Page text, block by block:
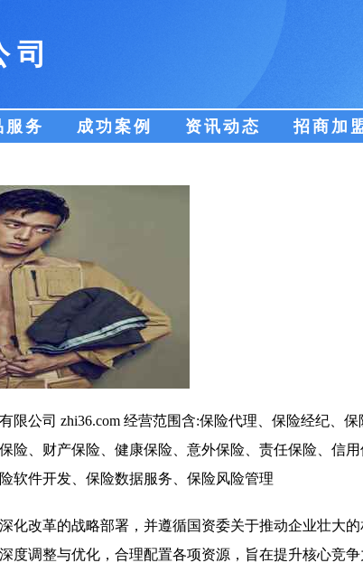
服务 成功案例 资讯动态 招商加
公司 zhi36.com 经营范围含:保险代理、保险经纪、保
险、财产保险、健康保险、意外保险、责任保险、信
软件开发、保险数据服务、保险风险管理
化改革的战略部署，并遵循国资委关于推动企业壮大
度调整与优化，合理配置各项资源，旨在提升核心竞